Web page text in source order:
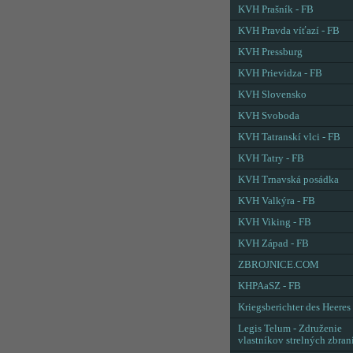
KVH Prašník - FB
KVH Pravda víťazí - FB
KVH Pressburg
KVH Prievidza - FB
KVH Slovensko
KVH Svoboda
KVH Tatranskí vlci - FB
KVH Tatry - FB
KVH Trnavská posádka
KVH Valkýra - FB
KVH Viking - FB
KVH Západ - FB
ZBROJNICE.COM
KHPAaSZ - FB
Kriegsberichter des Heeres
Legis Telum - Združenie
vlastníkov strelných